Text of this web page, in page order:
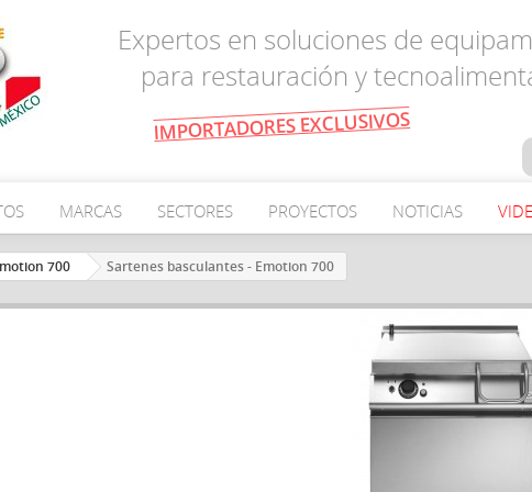
Expertos en soluciones de
para restauración y
IMPORTADORES EXCLUSIVOS
MARCAS SECTORES PROYECTOS NOTICIAS
700 Sartenes basculantes - Emotion 700